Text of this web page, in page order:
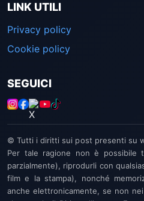
LINK UTILI
Privacy policy
Cookie policy
SEGUICI
© Tutti i diritti sui post presenti su
Per tale ragione non è possibile
parzialmente), riprodurli con
film e la stampa), nonché
anche elettronicamente, se non